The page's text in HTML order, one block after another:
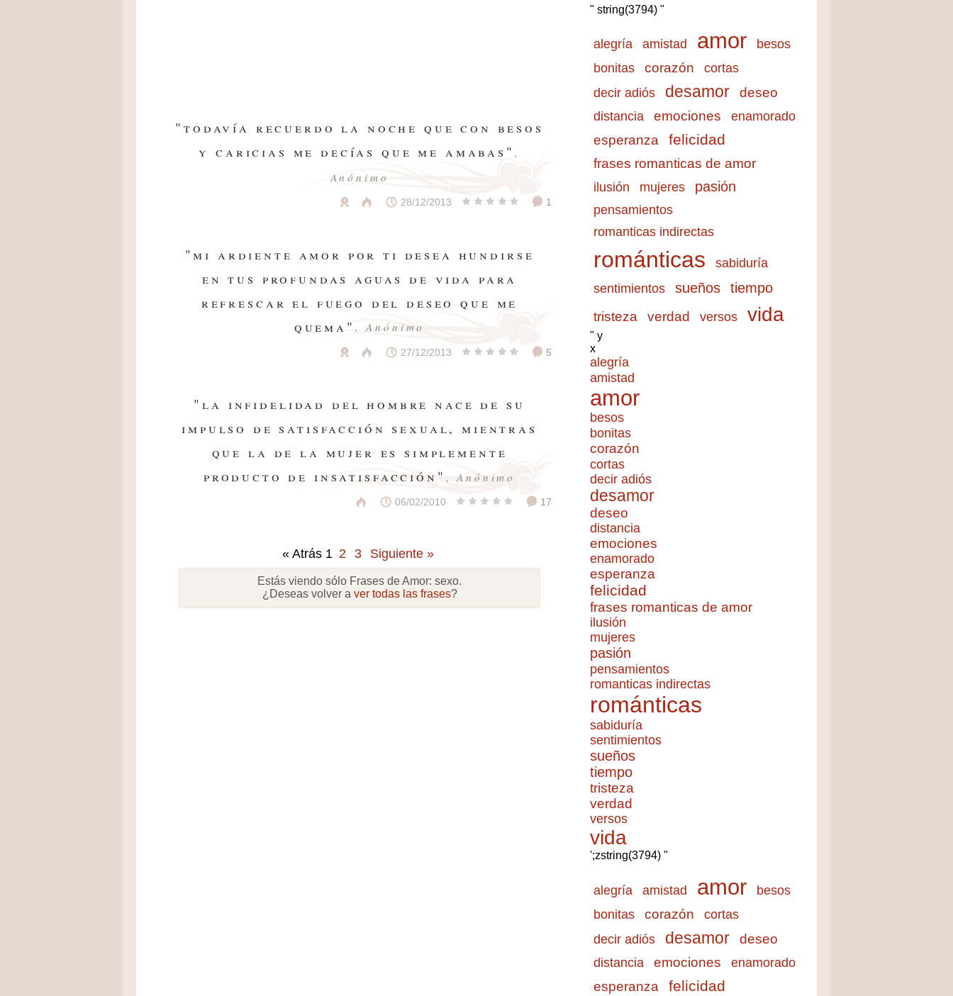
"todavía recuerdo la noche que con besos
y caricias me decías que me amabas" ,
Anónimo
28/12/2013 1
"mi ardiente amor por ti desea hundirse
en tus profundas aguas de vida para
refrescar el fuego del deseo que me
quema" , Anónimo
27/12/2013 5
"la infidelidad del hombre nace de su
impulso de satisfacción sexual, mientras
que la de la mujer es simplemente
producto de insatisfacción" , Anónimo
06/02/2010 17
« Atrás 1 2 3 Siguiente »
Estás viendo sólo Frases de Amor: sexo.
¿Deseas volver a ver todas las frases?
" string(3794) "
alegría amistad amor besos
bonitas corazón cortas
decir adiós desamor deseo
distancia emociones enamorado
esperanza felicidad
frases romanticas de amor
ilusión mujeres pasión
pensamientos
romanticas indirectas
románticas
sabiduría
sentimientos
sueños tiempo
tristeza verdad versos vida
" y
x
alegría
amistad
amor
besos
bonitas
corazón
cortas
decir adiós
desamor
deseo
distancia
emociones
enamorado
esperanza
felicidad
frases romanticas de amor
ilusión
mujeres
pasión
pensamientos
romanticas indirectas
románticas
sabiduría
sentimientos
sueños
tiempo
tristeza
verdad
versos
vida
';zstring(3794) "
alegría amistad amor besos
bonitas corazón cortas
decir adiós desamor deseo
distancia emociones enamorado
esperanza felicidad